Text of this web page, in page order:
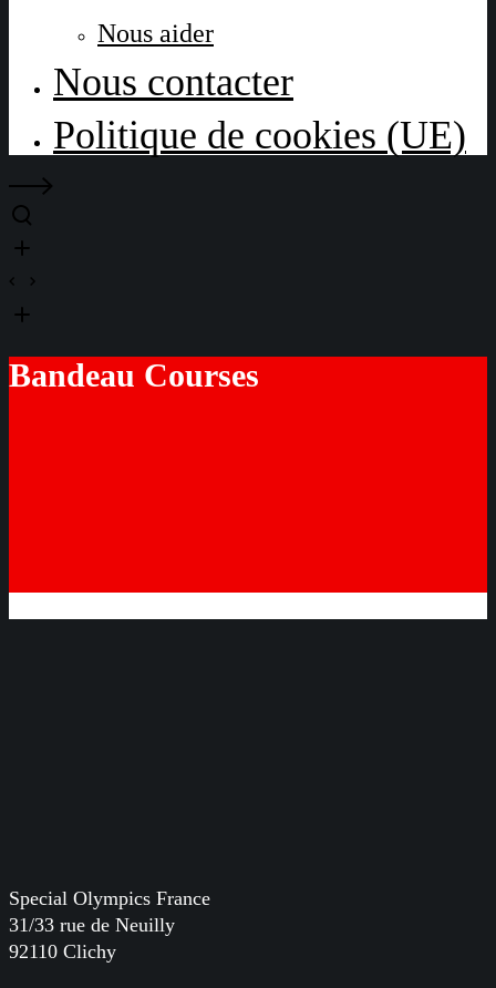
Nous aider
Nous contacter
Politique de cookies (UE)
Bandeau Courses
Special Olympics France
31/33 rue de Neuilly
92110 Clichy